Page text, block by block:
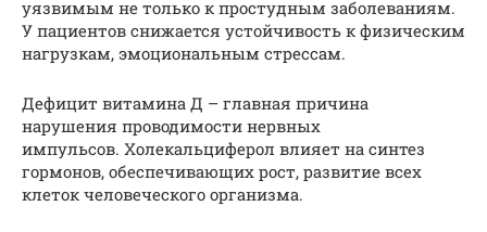
уязвимым не только к простудным заболеваниям.
У пациентов снижается устойчивость к физическим
нагрузкам, эмоциональным стрессам.
Дефицит витамина Д – главная причина
нарушения проводимости нервных
импульсов. Холекальциферол влияет на синтез
гормонов, обеспечивающих рост, развитие всех
клеток человеческого организма.